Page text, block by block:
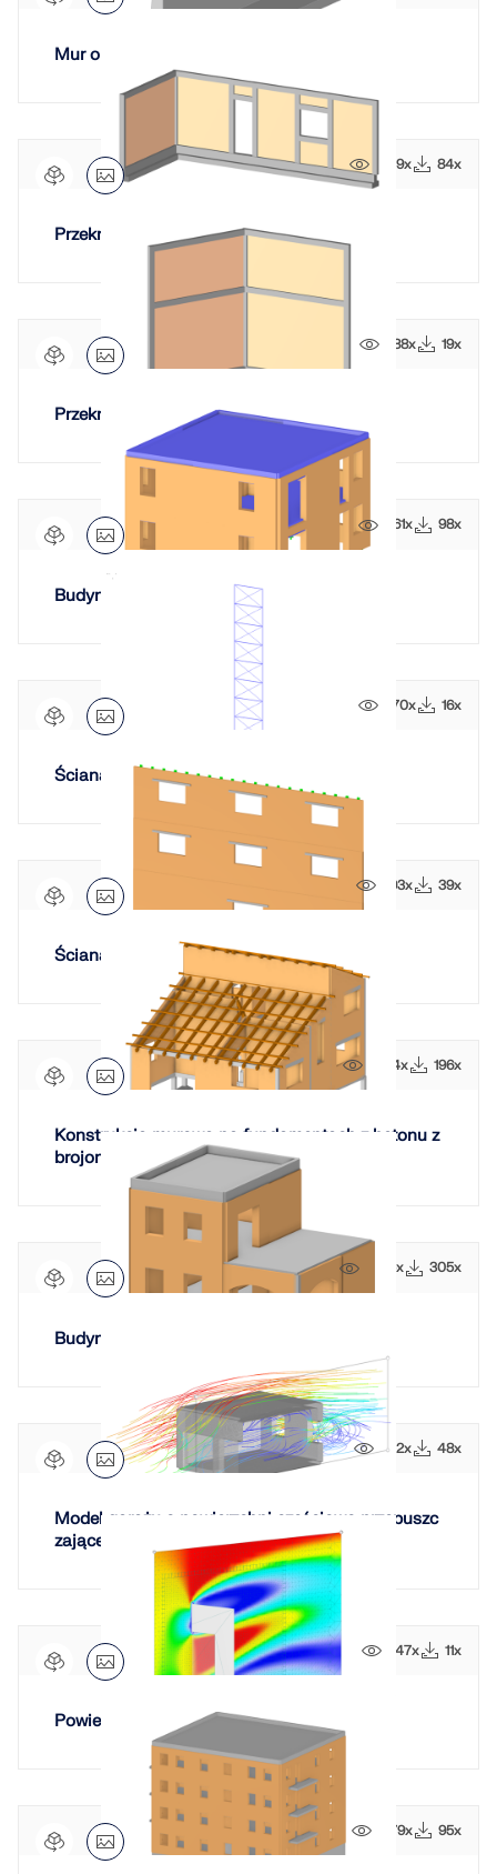
Mur oporowy
1039x 84x
Przekrój ściany z drzwiami i oknem
688x 19x
Przekrój ściany o zmiennym kącie
1161x 98x
Budynek murowany
870x 16x
Ściana jako równoważny pręt łączący
893x 39x
Ściana murowana z drzwiami i oknami
2734x 196x
Konstrukcja murowa na fundamentach z betonu z
brojonego
2525x 305x
Budynek murowany z żelbetem
1512x 48x
Model garażu o powierzchni częściowo przepuszc
zającej wiatr
647x 11x
Powierzchnia przepuszczalna ściany
1879x 95x